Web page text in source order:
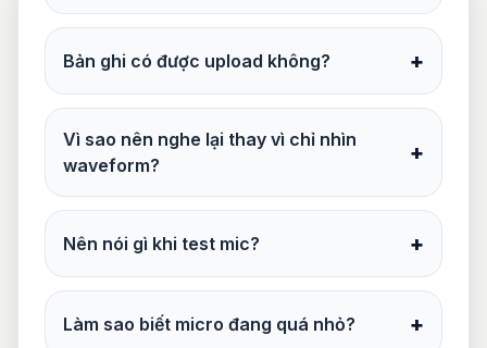
Bản ghi có được upload không? +
Vì sao nên nghe lại thay vì chỉ nhìn
waveform?
+
Nên nói gì khi test mic? +
Làm sao biết micro đang quá nhỏ? +